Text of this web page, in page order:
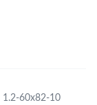
60х82-10